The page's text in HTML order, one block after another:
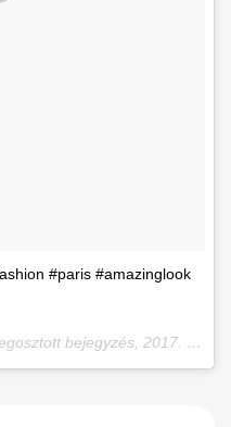
#paris #amazinglook
bejegyzés, 2017. Okt 13., 06:33 PDT